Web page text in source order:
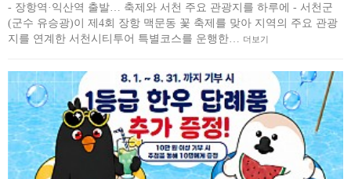
- 장항역·익산역 출발… 축제와 서천 주요 관광지를 하루에 - 서천군
(군수 유승광)이 제4회 장항 맥문동 꽃 축제를 맞아 지역의 주요 관광
지를 연계한 서천시티투어 특별코스를 운행한…
더보기